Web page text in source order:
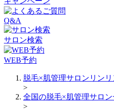
Q&A
サロン検索
WEB予約
脱毛×肌管理サロンリンリ
>
全国の脱毛×肌管理サロン
>